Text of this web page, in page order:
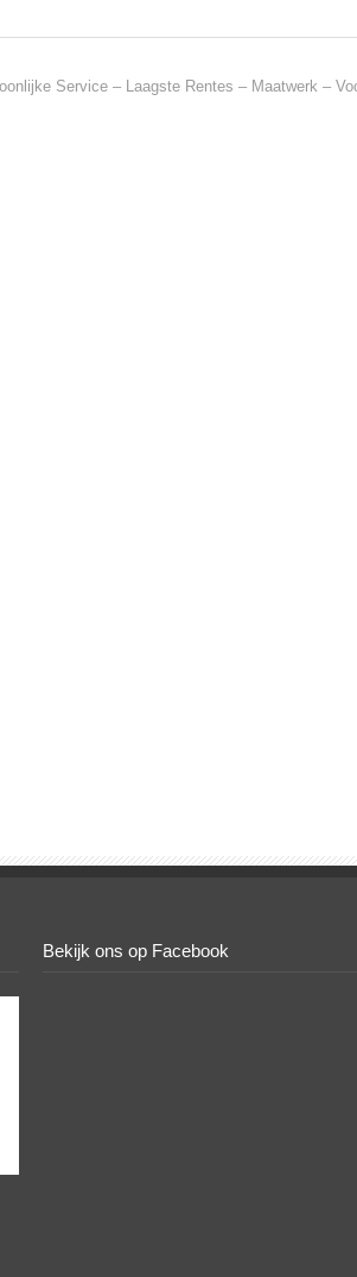
Service – Laagste Rentes – Maatwerk –
Bekijk ons op Facebook